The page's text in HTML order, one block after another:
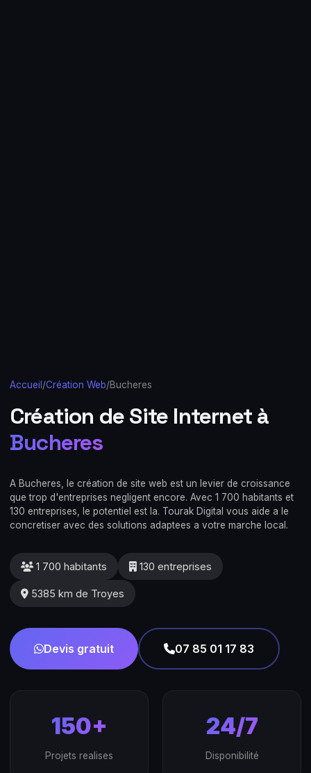
Accueil /Création Web/Bucheres
Création de Site Internet à
Bucheres
A Bucheres, le création de site web est un levier de croissance
que trop d'entreprises negligent encore. Avec 1 700 habitants et
130 entreprises, le potentiel est la. Tourak Digital vous aide a le
concretiser avec des solutions adaptees a votre marche local.
1 700 habitants 130 entreprises
5385 km de Troyes
Devis gratuit 07 85 01 17 83
150+
Projets realises
24/7
Disponibilité